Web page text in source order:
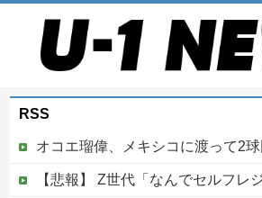
RSS
オコエ瑠偉、メキシコに渡って2球団を即クビ→SNS更新
【悲報】 Z世代「なんでセルフレジなのに自分で商